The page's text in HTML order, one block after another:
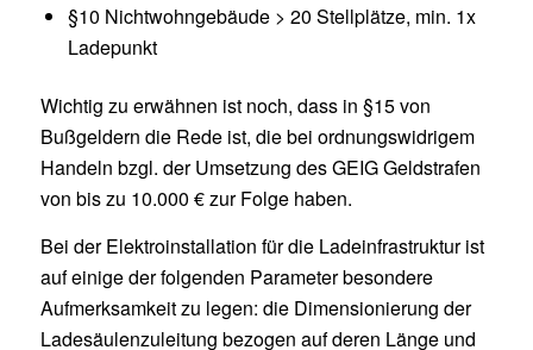
§10 Nichtwohngebäude > 20 Stellplätze, min. 1x
Ladepunkt
Wichtig zu erwähnen ist noch, dass in §15 von
Bußgeldern die Rede ist, die bei ordnungswidrigem
Handeln bzgl. der Umsetzung des GEIG Geldstrafen
von bis zu 10.000 € zur Folge haben.
Bei der Elektroinstallation für die Ladeinfrastruktur ist
auf einige der folgenden Parameter besondere
Aufmerksamkeit zu legen: die Dimensionierung der
Ladesäulenzuleitung bezogen auf deren Länge und